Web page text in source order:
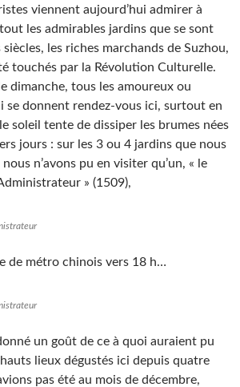
viennent aujourd’hui admirer à
les admirables jardins que se sont
siècles, les riches marchands de Suzhou,
touchés par la Révolution Culturelle.
dimanche, tous les amoureux ou
se donnent rendez-vous ici, surtout en
soleil tente de dissiper les brumes nées
jours : sur les 3 ou 4 jardins que nous
n’avons pu en visiter qu’un, « le
» (1509),
de métro chinois vers 18 h…
un goût de ce à quoi auraient pu
lieux dégustés ici depuis quatre
pas été au mois de décembre,